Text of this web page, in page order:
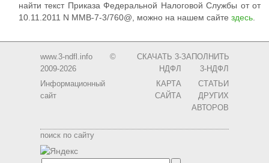
найти текст Приказа Федеральной Налоговой Службы от от
10.11.2011 N ММВ-7-3/760@, можно на нашем сайте здесь.
www.3-ndfl.info ©
2009-2026
Информационный
сайт
СКАЧАТЬ 3-
НДФЛ
ЗАПОЛНИТЬ
3-НДФЛ
КАРТА
САЙТА
CТАТЬИ
ДРУГИХ
АВТОРОВ
поиск по сайту